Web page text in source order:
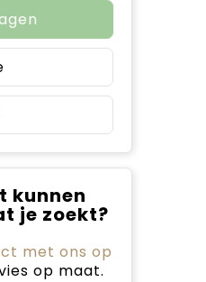
kunnen
je zoekt?
met ons op
op maat.